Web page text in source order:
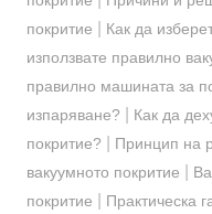
покритие
Как да
използвате правилно
правилно машината за
изпаряване?
Как да
покритие?
Принцип на
вакуумното покритие
покритие
Практическа